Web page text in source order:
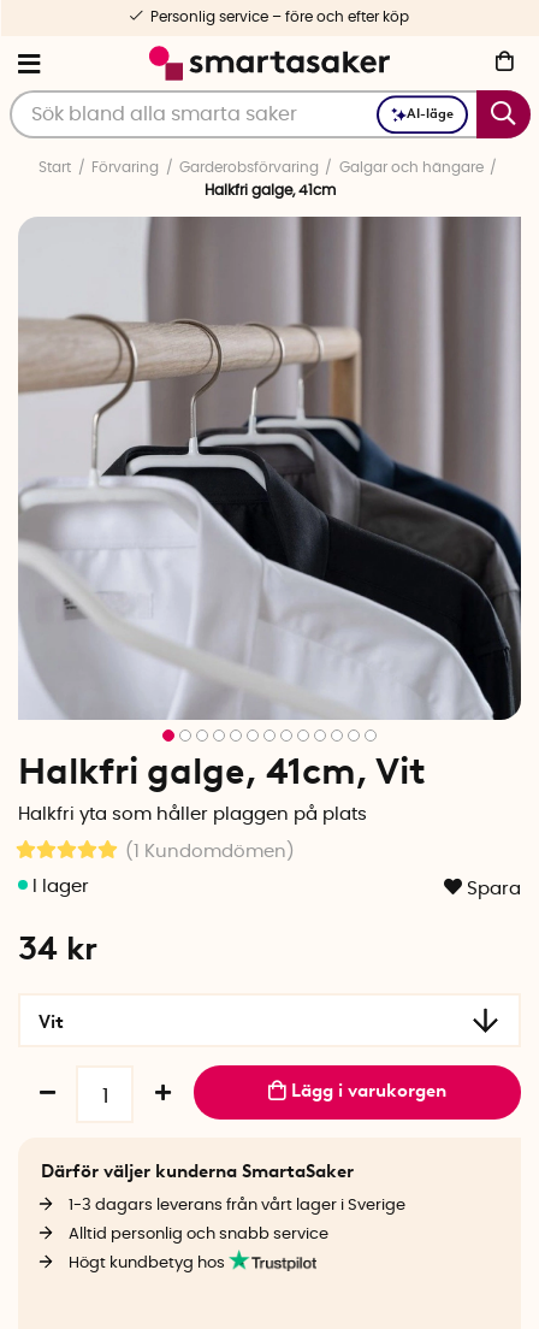
AI-läge
Personlig service – före och efter köp
Start Förvaring Garderobsförvaring
Galgar och hängare
Halkfri galge, 41cm
Halkfri galge, 41cm, Vit
Halkfri yta som håller plaggen på plats
(1 Kundomdömen )
Spara
34 kr
Vit
Lägg i varukorgen
Därför väljer kunderna SmartaSaker
1-3 dagars leverans från vårt lager i Sverige
Alltid personlig och snabb service
Högt kundbetyg hos